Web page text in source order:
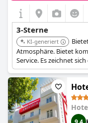
3-Sterne
KI-generiert
Atmosphäre. Bietet
Service. Es zeichnet
und seine Liebe zum